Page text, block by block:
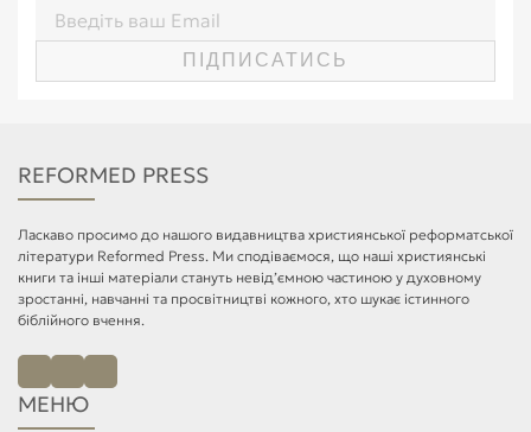
ПІДПИСАТИСЬ
REFORMED PRESS
Ласкаво просимо до нашого видавництва християнської реформатської
літератури Reformed Press. Ми сподіваємося, що наші християнські
книги та інші матеріали стануть невід’ємною частиною у духовному
зростанні, навчанні та просвітництві кожного, хто шукає істинного
біблійного вчення.
МЕНЮ